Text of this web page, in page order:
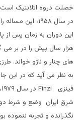
خصلت دروه اتلانتیک
در سال ۱۹۵۸، این مساله را که نمونه یگانه یی در دوران پربوریال
این دوران به زمان پس از
هزار سال پیش را در بر
های چنار و ناژو خواند.
به نظر می آید که در این
فینزی Finzi
شرق ایران وضع و شرط
نگذرانده و تجربه